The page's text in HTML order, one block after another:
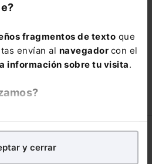
fragmentos de texto que
envían al navegador con el
información sobre tu visita.
mejorar tu experienciaen
con fines publicitarios,
y cerrar
TRATAMIENTO